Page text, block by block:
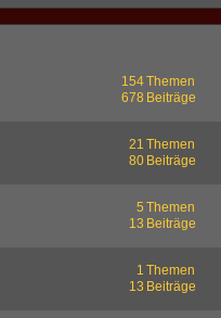
Themen
154
Beiträge
678
Themen
21
Beiträge
80
Themen
5
Beiträge
13
Themen
1
Beiträge
13